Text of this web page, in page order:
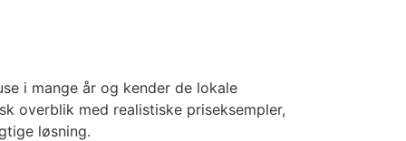
i mange år og kender de lokale
overblik med realistiske priseksempler,
løsning.